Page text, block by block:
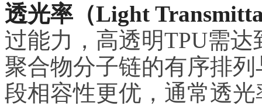
透光率（Light
过能力，高透明TPU需
聚合物分子链的有序排
段相容性更优，通常透